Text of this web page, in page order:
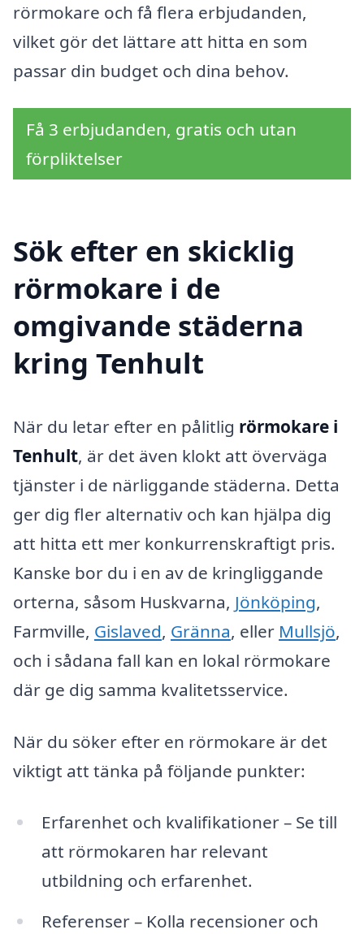
rörmokare och få flera erbjudanden,
vilket gör det lättare att hitta en som
passar din budget och dina behov.
Få 3 erbjudanden, gratis och utan
förpliktelser
Sök efter en skicklig
rörmokare i de
omgivande städerna
kring Tenhult
När du letar efter en pålitlig rörmokare i
Tenhult, är det även klokt att överväga
tjänster i de närliggande städerna. Detta
ger dig fler alternativ och kan hjälpa dig
att hitta ett mer konkurrenskraftigt pris.
Kanske bor du i en av de kringliggande
orterna, såsom Huskvarna, Jönköping,
Farmville, Gislaved, Gränna, eller Mullsjö,
och i sådana fall kan en lokal rörmokare
där ge dig samma kvalitetsservice.
När du söker efter en rörmokare är det
viktigt att tänka på följande punkter:
Erfarenhet och kvalifikationer – Se till
att rörmokaren har relevant
utbildning och erfarenhet.
Referenser – Kolla recensioner och